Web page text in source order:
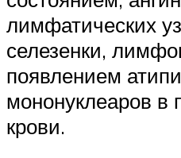
лимфатических
селезенки,
появлением
мононуклеаров в
крови.